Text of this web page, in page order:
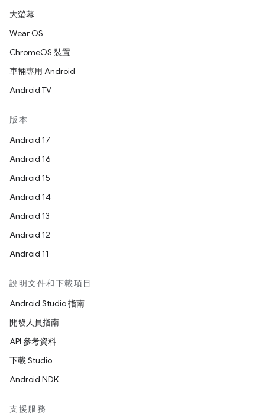
大螢幕
Wear OS
ChromeOS 裝置
車輛專用 Android
Android TV
版本
Android 17
Android 16
Android 15
Android 14
Android 13
Android 12
Android 11
說明文件和下載項目
Android Studio 指南
開發人員指南
API 參考資料
下載 Studio
Android NDK
支援服務